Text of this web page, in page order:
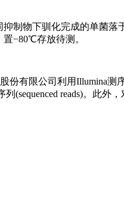
制物下驯化完成的单菌
−80℃存放待测。
份有限公司利用Illumina测
列(sequenced reads)。此